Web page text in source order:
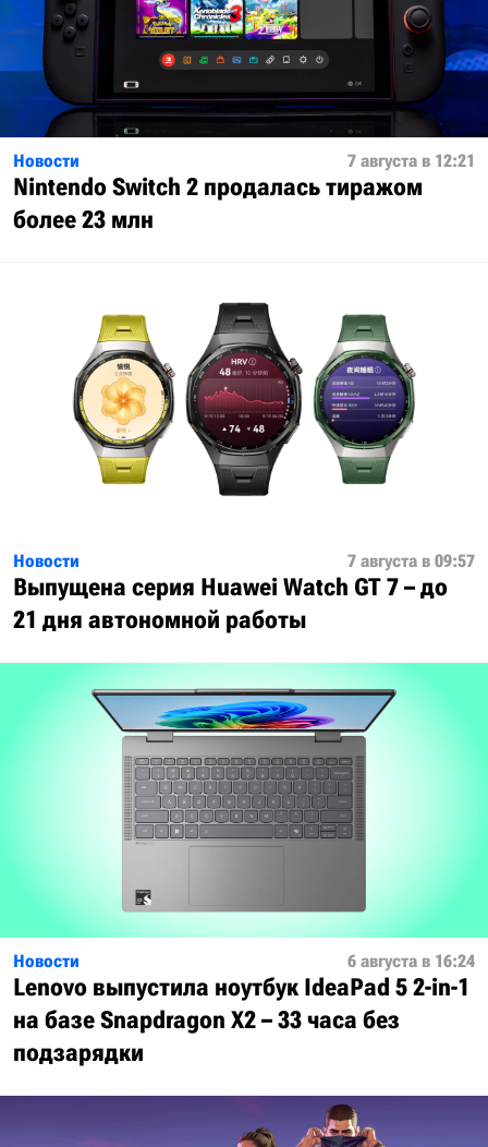
Новости 7 августа в 12:21
Nintendo Switch 2 продалась тиражом
более 23 млн
Новости 7 августа в 09:57
Выпущена серия Huawei Watch GT 7 – до
21 дня автономной работы
Новости 6 августа в 16:24
Lenovo выпустила ноутбук IdeaPad 5 2-in-1
на базе Snapdragon X2 – 33 часа без
подзарядки